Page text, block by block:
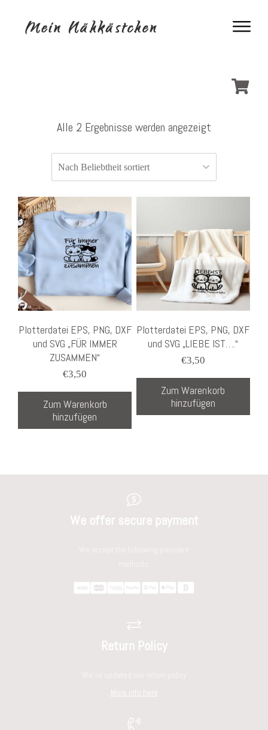
Alle 2 Ergebnisse werden angezeigt
Plotterdatei EPS, PNG, DXF
und SVG „FÜR IMMER
ZUSAMMEN“
€3,50
Zum Warenkorb
hinzufügen
Plotterdatei EPS, PNG, DXF
und SVG „LIEBE IST….“
€3,50
Zum Warenkorb
hinzufügen
We offer secure payment
Return Policy
More info here